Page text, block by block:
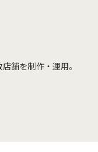
舗を制作・運用。